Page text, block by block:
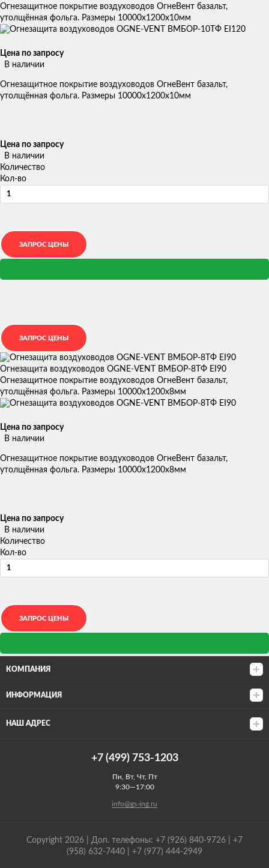
Огнезащитное покрытие воздуховодов ОгнеВент базальт,
утолщённая фольга. Размеры 10000х1200х10мм
Цена по запросу
В наличии
Огнезащитное покрытие воздуховодов ОгнеВент базальт,
утолщённая фольга. Размеры 10000х1200х10мм
Цена по запросу
В наличии
Количество
Кол-во
Огнезащита воздуховодов OGNE-VENT ВМБОР-8ТФ EI90
Огнезащитное покрытие воздуховодов ОгнеВент базальт,
утолщённая фольга. Размеры 10000х1200х8мм
Цена по запросу
В наличии
Огнезащитное покрытие воздуховодов ОгнеВент базальт,
утолщённая фольга. Размеры 10000х1200х8мм
Цена по запросу
В наличии
Количество
Кол-во
КОМПАНИЯ
ИНФОРМАЦИЯ
НАШ АДРЕС
+7 (499) 753-1203
Пн, Вт, Чт, Пт
9:30—17:00
info@gs-ing.ru
Copyright 2026 | Доп. телефоны: +7 (926) 840-9726 | +7
(958) 632-7440 | +7 (977) 444-2949